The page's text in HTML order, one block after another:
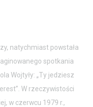
natychmiast powstała
spotkania
Wojtyły: „Ty jedziesz
W rzeczywistości
w czerwcu 1979 r.,